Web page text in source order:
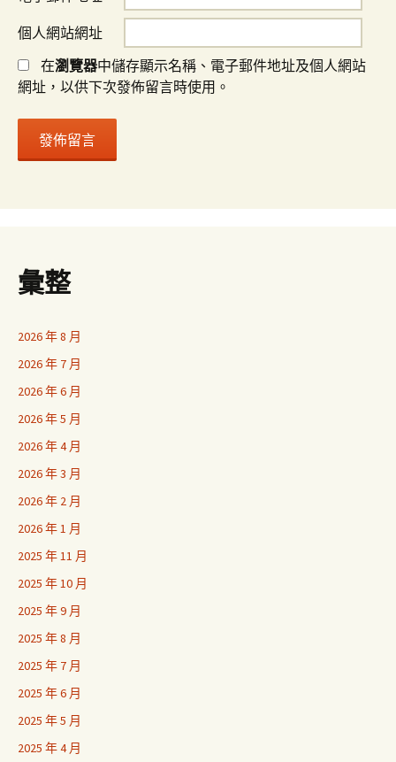
個人網站網址
在瀏覽器中儲存顯示名稱、電子郵件地址及個人網站
網址，以供下次發佈留言時使用。
彙整
2026 年 8 月
2026 年 7 月
2026 年 6 月
2026 年 5 月
2026 年 4 月
2026 年 3 月
2026 年 2 月
2026 年 1 月
2025 年 11 月
2025 年 10 月
2025 年 9 月
2025 年 8 月
2025 年 7 月
2025 年 6 月
2025 年 5 月
2025 年 4 月